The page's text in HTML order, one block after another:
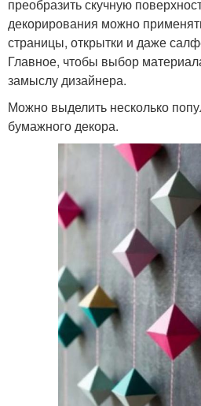
преобразить скучную
декорирования можно
страницы, открытки и даже
Главное, чтобы выбор
замыслу дизайнера.
Можно выделить несколько
бумажного декора.